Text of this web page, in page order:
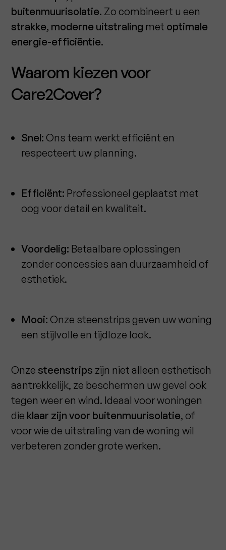
buitenmuurisolatie. Zo combineert u een
strakke, moderne uitstraling met optimale
energie-efficiëntie.
Waarom kiezen voor
Care2Cover?
Snel: Ons team werkt efficiënt en
respecteert uw planning.
Efficiënt: Professioneel geplaatst met
oog voor detail en kwaliteit.
Voordelig: Betaalbare oplossingen
zonder concessies aan duurzaamheid of
esthetiek.
Mooi: Onze steenstrips geven uw woning
een stijlvolle en tijdloze look.
Onzesteenstrips zijn niet alleen esthetisch
aantrekkelijk, ze beschermen uw gevel ook
tegen weer en wind. Ideaal voor woningen
die klaar zijn voor buitenmuurisolatie, of
voor wie de uitstraling van de woning wil
verbeteren zonder grote werken.